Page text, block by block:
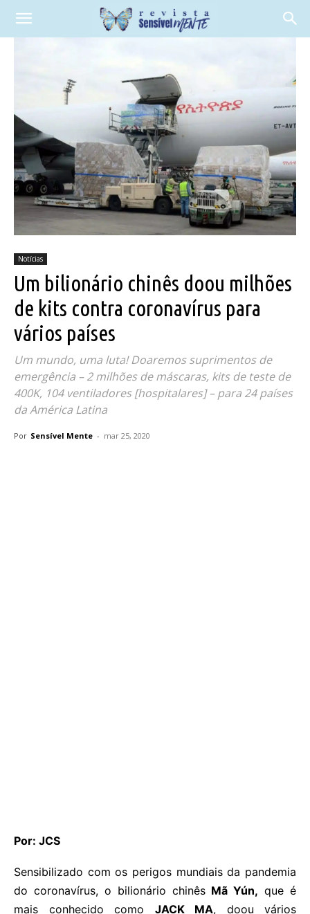
Notícias
Um bilionário chinês doou milhões
de kits contra coronavírus para
vários países
Um mundo, uma luta! Doaremos suprimentos de
emergência – 2 milhões de máscaras, kits de teste de
400K, 104 ventiladores [hospitalares] – para 24 países
da América Latina
Por Sensível Mente - mar 25, 2020
Por: JCS
Sensibilizado com os perigos mundiais da pandemia
do coronavírus, o bilionário chinês Mã Yún, que é
mais conhecido como JACK MA, doou vários